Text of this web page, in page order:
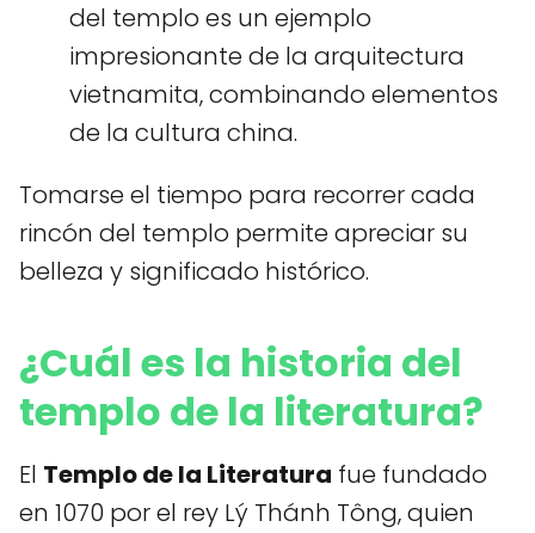
del templo es un ejemplo
impresionante de la arquitectura
vietnamita, combinando elementos
de la cultura china.
Tomarse el tiempo para recorrer cada
rincón del templo permite apreciar su
belleza y significado histórico.
¿Cuál es la historia del
templo de la literatura?
El Templo de la Literatura fue fundado
en 1070 por el rey Lý Thánh Tông, quien